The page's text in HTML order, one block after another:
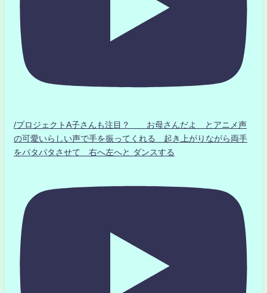
/プロジェクトA子さんも注目？ お母さんだよ とアニメ声
の可愛いらしい声で手を振ってくれる 起き上がりながら両手
をパタパタさせて 右へ左へと ダンスする